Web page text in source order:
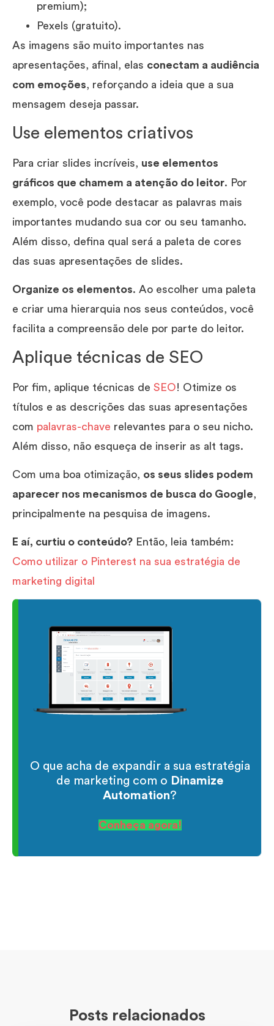
premium);
Pexels (gratuito).
As imagens são muito importantes nas
apresentações, afinal, elas conectam a audiência
com emoções, reforçando a ideia que a sua
mensagem deseja passar.
Use elementos criativos
Para criar slides incríveis, use elementos
gráficos que chamem a atenção do leitor. Por
exemplo, você pode destacar as palavras mais
importantes mudando sua cor ou seu tamanho.
Além disso, defina qual será a paleta de cores
das suas apresentações de slides.
Organize os elementos. Ao escolher uma paleta
e criar uma hierarquia nos seus conteúdos, você
facilita a compreensão dele por parte do leitor.
Aplique técnicas de SEO
Por fim, aplique técnicas de SEO! Otimize os
títulos e as descrições das suas apresentações
com palavras-chave relevantes para o seu nicho.
Além disso, não esqueça de inserir as alt tags.
Com uma boa otimização, os seus slides podem
aparecer nos mecanismos de busca do Google,
principalmente na pesquisa de imagens.
E aí, curtiu o conteúdo? Então, leia também:
Como utilizar o Pinterest na sua estratégia de
marketing digital
O que acha de expandir a sua estratégia
de marketing com o Dinamize
Automation?
Conheça agora!
Posts relacionados